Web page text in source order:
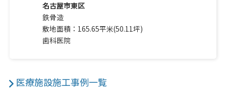
名古屋市東区
鉄骨造
敷地面積：165.65平米(50.11坪)
歯科医院
医療施設施工事例一覧